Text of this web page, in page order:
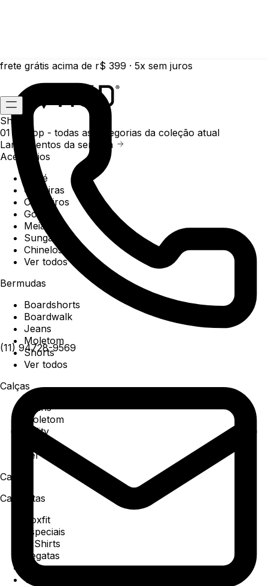
frete grátis acima de r$ 399 · 5x sem juros
(11) 94728-9569
Shop
01 /
Shop - todas as categorias da coleção atual
Lançamentos da semana
Acessórios
Boné
Carteiras
Chaveiros
Gorros
Meias
Sunga
Chinelos
Ver todos
Bermudas
Boardshorts
Boardwalk
Jeans
Moletom
Shorts
Ver todos
Calças
Jeans
Moletom
Utility
Ver todos
Camisa
Camisetas
Boxfit
Especiais
T-Shirts
Regatas
Polo
Ver todos